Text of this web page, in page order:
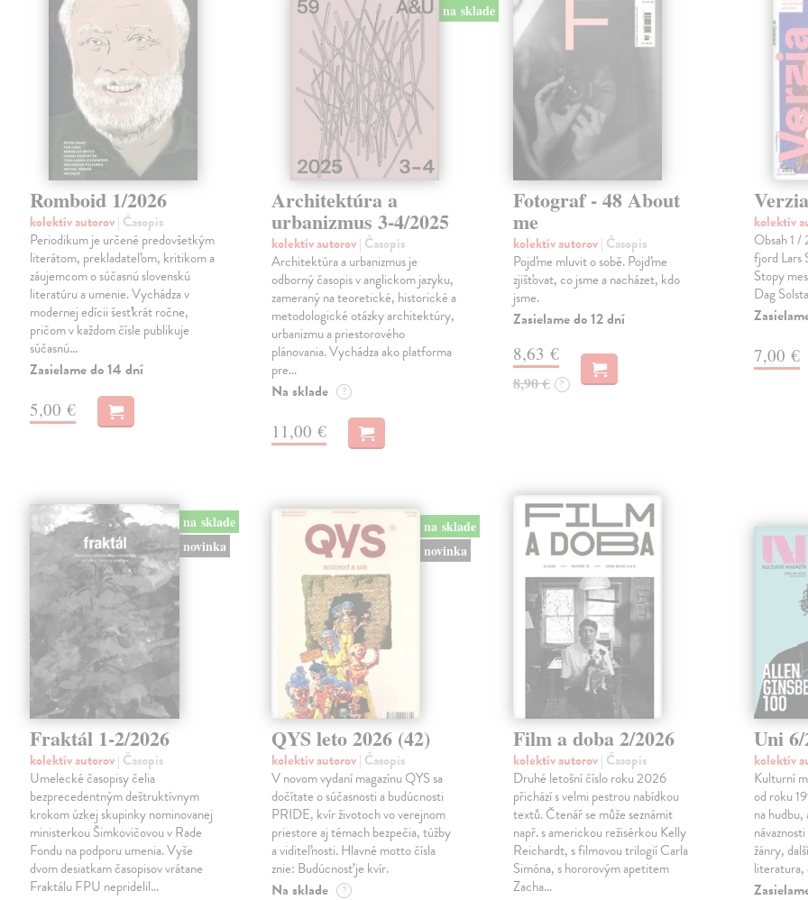
Romboid 1/2026
kolektív autorov| Časopis
Periodikum je určené predovšetkým
literátom, prekladateľom, kritikom a
záujemcom o súčasnú slovenskú
literatúru a umenie. Vychádza v
modernej edícii šesťkrát ročne,
pričom v každom čísle publikuje
súčasnú…
Zasielame do 14 dní
5,00 €
na sklade
Architektúra a
urbanizmus 3-4/2025
kolektív autorov| Časopis
Architektúra a urbanizmus je
odborný časopis v anglickom jazyku,
zameraný na teoretické, historické a
metodologické otázky architektúry,
urbanizmu a priestorového
plánovania. Vychádza ako platforma
pre…
Na sklade ?
11,00 €
Fotograf - 48 About
me
kolektív autorov| Časopis
Pojďme mluvit o sobě. Pojďme
zjišťovat, co jsme a nacházet, kdo
jsme.
Zasielame do 12 dní
8,63 €
8,90 € ?
kolektív
Obsah 1
fjord Lars
Stopy
Dag
7,00 €
na sklade
novinka
Fraktál 1-2/2026
kolektív autorov| Časopis
Umelecké časopisy čelia
bezprecedentným deštruktívnym
krokom úzkej skupinky nominovanej
ministerkou Šimkovičovou v Rade
Fondu na podporu umenia. Vyše
dvom desiatkam časopisov vrátane
Fraktálu FPU nepridelil…
na sklade
novinka
QYS leto 2026 (42)
kolektív autorov| Časopis
V novom vydaní magazínu QYS sa
dočítate o súčasnosti a budúcnosti
PRIDE, kvír životoch vo verejnom
priestore aj témach bezpečia, túžby
a viditeľnosti. Hlavné motto čísla
znie: Budúcnosť je kvír.
Na sklade ?
Film a doba 2/2026
kolektív autorov| Časopis
Druhé letošní číslo roku 2026
přichází s velmi pestrou nabídkou
textů. Čtenář se může seznámit
např. s americkou režisérkou Kelly
Reichardt, s filmovou trilogií Carla
Simóna, s hororovým apetitem
Zacha…
Uni
kolektív
Kulturní
od roku
na
žánry,
literatura,